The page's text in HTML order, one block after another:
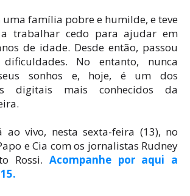
uma família pobre e humilde, e teve
trabalhar cedo para ajudar em
de idade. Desde então, passou
No entanto, nunca
sonhos e, hoje, é um dos
digitais mais conhecidos da
ao vivo, nesta sexta-feira (13), no
e Cia com os jornalistas Rudney
Rossi. Acompanhe por aqui a